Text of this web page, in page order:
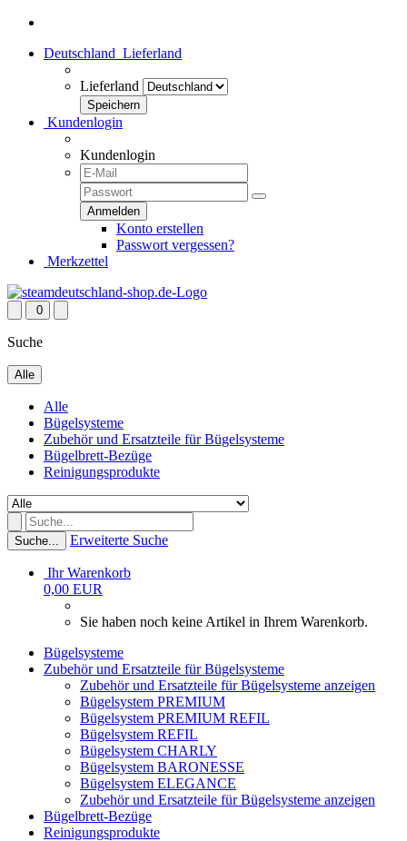
Deutschland Lieferland
Lieferland
Kundenlogin
Kundenlogin
Konto erstellen
Passwort vergessen?
Merkzettel
0
Suche
Alle
Alle
Bügelsysteme
Zubehör und Ersatzteile für Bügelsysteme
Bügelbrett-Bezüge
Reinigungsprodukte
Suche... Erweiterte Suche
Ihr Warenkorb
0,00 EUR
Sie haben noch keine Artikel in Ihrem Warenkorb.
Bügelsysteme
Zubehör und Ersatzteile für Bügelsysteme
Zubehör und Ersatzteile für Bügelsysteme anzeigen
Bügelsystem PREMIUM
Bügelsystem PREMIUM REFIL
Bügelsystem REFIL
Bügelsystem CHARLY
Bügelsystem BARONESSE
Bügelsystem ELEGANCE
Zubehör und Ersatzteile für Bügelsysteme anzeigen
Bügelbrett-Bezüge
Reinigungsprodukte